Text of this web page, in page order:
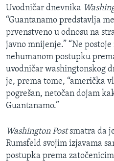
Jezici
Uvodničar dnevnika
“Guantanamo predstavlja
prvenstveno u odnosu na
javno mnijenje.” “Ne
nehumanom postupku
uvodničar washingtonskog
je, prema tome, “američka
pogrešan, netočan dojam
Guantanamo.”
Washington Postsmatra da
Rumsfeld svojim izjavama
postupka prema